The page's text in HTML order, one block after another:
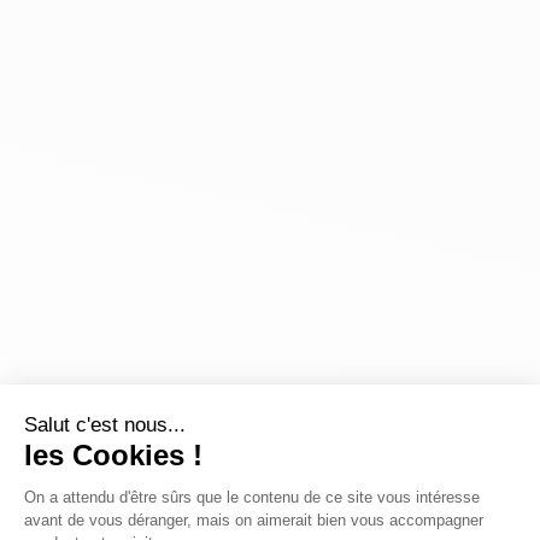
Salut c'est nous...
les Cookies !
On a attendu d'être sûrs que le contenu de ce site vous intéresse
avant de vous déranger, mais on aimerait bien vous accompagner